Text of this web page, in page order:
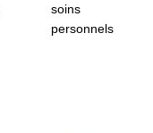
soins
personnels